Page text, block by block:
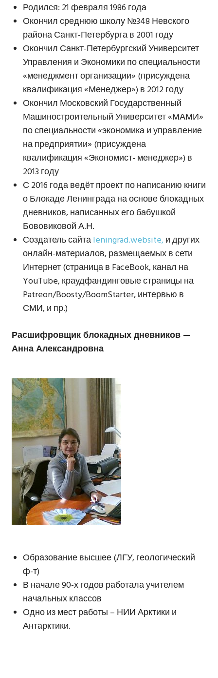
Родился: 21 февраля 1986 года
Окончил среднюю школу №348 Невского
района Санкт-Петербурга в 2001 году
Окончил Санкт-Петербургский Университет
Управления и Экономики по специальности
«менеджмент организации» (присуждена
квалификация «Менеджер») в 2012 году
Окончил Московский Государственный
Машиностроительный Университет «МАМИ»
по специальности «экономика и управление
на предприятии» (присуждена
квалификация «Экономист- менеджер») в
2013 году
С 2016 года ведёт проект по написанию книги
о Блокаде Ленинграда на основе блокадных
дневников, написанных его бабушкой
Бововиковой А.Н.
Создатель сайтаleningrad.website,и других
онлайн-материалов, размещаемых в сети
Интернет (страница в FaceBook, канал на
YouTube, краудфандинговые страницы на
Patreon/Boosty/BoomStarter, интервью в
СМИ, и пр.)
Расшифровщик блокадных дневников —
Анна Александровна
Образование высшее (ЛГУ, геологический
ф-т)
В начале 90-х годов работала учителем
начальных классов
Одно из мест работы – НИИ Арктики и
Антарктики.